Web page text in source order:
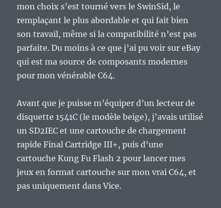
mon choix s’est tourné vers le SwinSid, le
remplaçant le plus abordable et qui fait bien
son travail, même si la compatibilité n’est pas
parfaite. Du moins à ce que j’ai pu voir sur eBay
qui est ma source de composants modernes
pour mon vénérable C64.
Avant que je puisse m’équiper d’un lecteur de
disquette 1541C (le modèle beige), j’avais utilisé
un SD2IEC et une cartouche de chargement
rapide Final Cartridge III+, puis d’une
cartouche Kung Fu Flash 2 pour lancer mes
jeux en format cartouche sur mon vrai C64, et
pas uniquement dans Vice.